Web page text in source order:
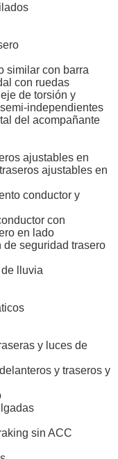
similar con barra
con ruedas
de torsión y
independientes
del acompañante
ajustables en
ajustables en
conductor y
con
en lado
de seguridad trasero
lluvia
y luces de
y traseros y
sin ACC